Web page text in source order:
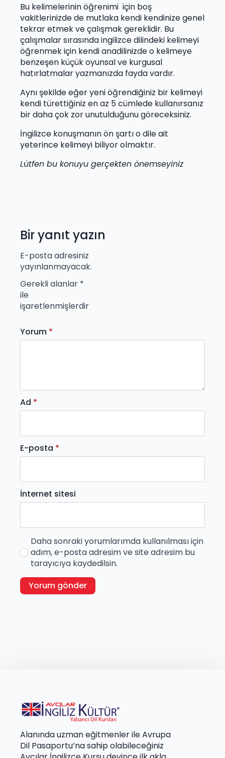
Bu kelimelerinin öğrenimi için boş
vakitlerinizde de mutlaka kendi kendinize genel
tekrar etmek ve çalışmak gereklidir. Bu
çalışmalar sırasında ingilizce dilindeki kelimeyi
öğrenmek için kendi anadilinizde o kelimeye
benzeşen küçük oyunsal ve kurgusal
hatırlatmalar yazmanızda fayda vardır.
Aynı şekilde eğer yeni öğrendiğiniz bir kelimeyi
kendi türettiğiniz en az 5 cümlede kullanırsanız
bir daha çok zor unutulduğunu göreceksiniz.
İngilizce konuşmanın ön şartı o dile ait
yeterince kelimeyi biliyor olmaktır.
Lütfen bu konuyu gerçekten önemseyiniz
Bir yanıt yazın
E-posta adresiniz
yayınlanmayacak.
Gerekli alanlar *
ile
işaretlenmişlerdir
Yorum *
Ad *
E-posta *
İnternet sitesi
Daha sonraki yorumlarımda kullanılması için
adım, e-posta adresim ve site adresim bu
tarayıcıya kaydedilsin.
Alanında uzman eğitmenler ile Avrupa
Dil Pasaportu’na sahip olabileceğiniz